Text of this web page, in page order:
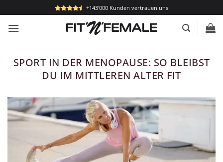
Inhalt
springen
+143'000 Kunden vertrauen uns
SPORT IN DER MENOPAUSE: SO BLEIBST
DU IM MITTLEREN ALTER FIT